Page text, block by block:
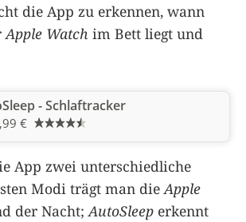
die App zu erkennen, wann
Apple Watch im Bett liegt und
- Schlaftracker
€
App zwei unterschiedliche
Modi trägt man die Apple
der Nacht; AutoSleep erkennt